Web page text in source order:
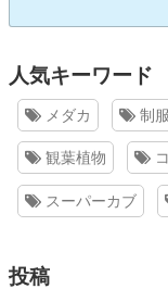
人気キーワード
メダカ 制服
観葉植物
スーパーカブ
投稿